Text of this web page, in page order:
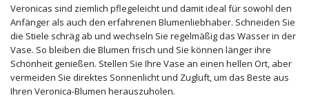
Veronicas sind ziemlich pflegeleicht und damit ideal für sowohl den
Anfänger als auch den erfahrenen Blumenliebhaber. Schneiden Sie
die Stiele schräg ab und wechseln Sie regelmäßig das Wasser in der
Vase. So bleiben die Blumen frisch und Sie können länger ihre
Schönheit genießen. Stellen Sie Ihre Vase an einen hellen Ort, aber
vermeiden Sie direktes Sonnenlicht und Zugluft, um das Beste aus
Ihren Veronica-Blumen herauszuholen.